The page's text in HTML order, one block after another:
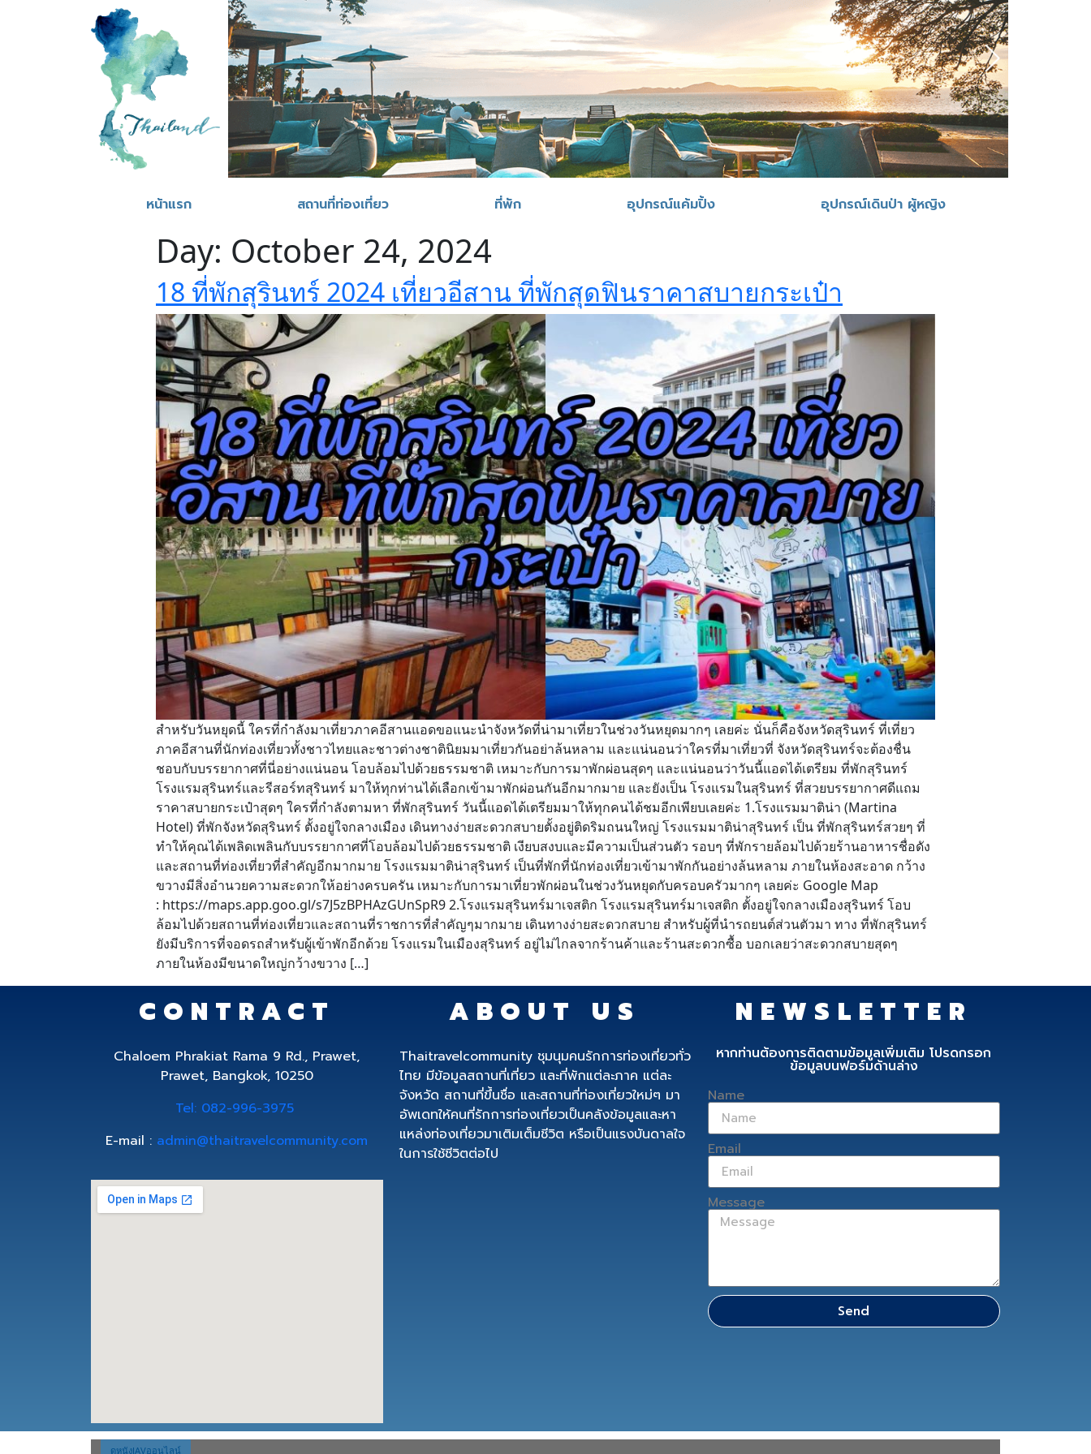
หน้าแรก สถานที่ท่องเที่ยว ที่พัก อุปกรณ์แค้มปิ้ง อุปกรณ์เดินป่า ผู้หญิง
Day: October 24, 2024
18 ที่พักสุรินทร์ 2024 เที่ยวอีสาน ที่พักสุดฟินราคาสบายกระเป๋า
สำหรับวันหยุดนี้ ใครที่กำลังมาเที่ยวภาคอีสานแอดขอแนะนำจังหวัดที่น่ามาเที่ยวในช่วงวันหยุดมากๆ เลยค่ะ นั่นก็คือจังหวัดสุรินทร์ ที่เที่ยว
ภาคอีสานที่นักท่องเที่ยวทั้งชาวไทยและชาวต่างชาตินิยมมาเที่ยวกันอย่าล้นหลาม และแน่นอนว่าใครที่มาเที่ยวที่ จังหวัดสุรินทร์จะต้องชื่น
ชอบกับบรรยากาศที่นี่อย่างแน่นอน โอบล้อมไปด้วยธรรมชาติ เหมาะกับการมาพักผ่อนสุดๆ และแน่นอนว่าวันนี้แอดได้เตรียม ที่พักสุรินทร์
โรงแรมสุรินทร์และรีสอร์ทสุรินทร์ มาให้ทุกท่านได้เลือกเข้ามาพักผ่อนกันอีกมากมาย และยังเป็น โรงแรมในสุรินทร์ ที่สวยบรรยากาศดีแถม
ราคาสบายกระเป๋าสุดๆ ใครที่กำลังตามหา ที่พักสุรินทร์ วันนี้แอดได้เตรียมมาให้ทุกคนได้ชมอีกเพียบเลยค่ะ 1.โรงแรมมาติน่า (Martina
Hotel) ที่พักจังหวัดสุรินทร์ ตั้งอยู่ใจกลางเมือง เดินทางง่ายสะดวกสบายตั้งอยู่ติดริมถนนใหญ่ โรงแรมมาติน่าสุรินทร์ เป็น ที่พักสุรินทร์สวยๆ ที่
ทำให้คุณได้เพลิดเพลินกับบรรยากาศที่โอบล้อมไปด้วยธรรมชาติ เงียบสงบและมีความเป็นส่วนตัว รอบๆ ที่พักรายล้อมไปด้วยร้านอาหารชื่อดัง
และสถานที่ท่องเที่ยวที่สำคัญอีกมากมาย โรงแรมมาติน่าสุรินทร์ เป็นที่พักที่นักท่องเที่ยวเข้ามาพักกันอย่างล้นหลาม ภายในห้องสะอาด กว้าง
ขวางมีสิ่งอำนวยความสะดวกให้อย่างครบครัน เหมาะกับการมาเที่ยวพักผ่อนในช่วงวันหยุดกับครอบครัวมากๆ เลยค่ะ Google Map
: https://maps.app.goo.gl/s7J5zBPHAzGUnSpR9 2.โรงแรมสุรินทร์มาเจสติก โรงแรมสุรินทร์มาเจสติก ตั้งอยู่ใจกลางเมืองสุรินทร์ โอบ
ล้อมไปด้วยสถานที่ท่องเที่ยวและสถานที่ราชการที่สำคัญๆมากมาย เดินทางง่ายสะดวกสบาย สำหรับผู้ที่นำรถยนต์ส่วนตัวมา ทาง ที่พักสุรินทร์
ยังมีบริการที่จอดรถสำหรับผู้เข้าพักอีกด้วย โรงแรมในเมืองสุรินทร์ อยู่ไม่ไกลจากร้านค้าและร้านสะดวกซื้อ บอกเลยว่าสะดวกสบายสุดๆ
ภายในห้องมีขนาดใหญ่กว้างขวาง […]
CONTRACT
Chaloem Phrakiat Rama 9 Rd., Prawet,
Prawet, Bangkok, 10250
Tel: 082-996-3975
E-mail : admin@thaitravelcommunity.com
ABOUT US
Thaitravelcommunity ชุมนุมคนรักการท่องเที่ยวทั่ว
ไทย มีข้อมูลสถานที่เที่ยว และที่พักแต่ละภาค แต่ละ
จังหวัด สถานที่ขึ้นชื่อ และสถานที่ท่องเที่ยวใหม่ๆ มา
อัพเดทให้คนที่รักการท่องเที่ยวเป็นคลังข้อมูลและหา
แหล่งท่องเที่ยวมาเติมเต็มชีวิต หรือเป็นแรงบันดาลใจ
ในการใช้ชีวิตต่อไป
NEWSLETTER
หากท่านต้องการติดตามข้อมูลเพิ่มเติม โปรดกรอก
ข้อมูลบนฟอร์มด้านล่าง
Name
Email
Message
Send
ดูหนังJAVออนไลน์